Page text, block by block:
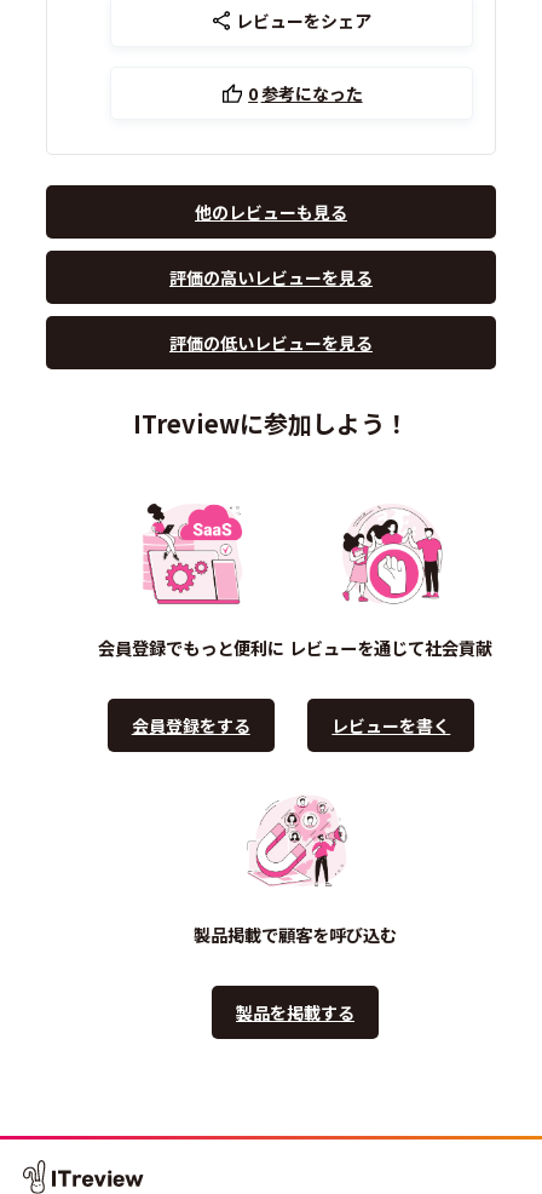
レビューをシェア
0参考になった
他のレビューも見る
評価の高いレビューを見る
評価の低いレビューを見る
ITreviewに参加しよう！
会員登録でもっと便利に
会員登録をする
レビューを通じて社会貢献
レビューを書く
製品掲載で顧客を呼び込む
製品を掲載する